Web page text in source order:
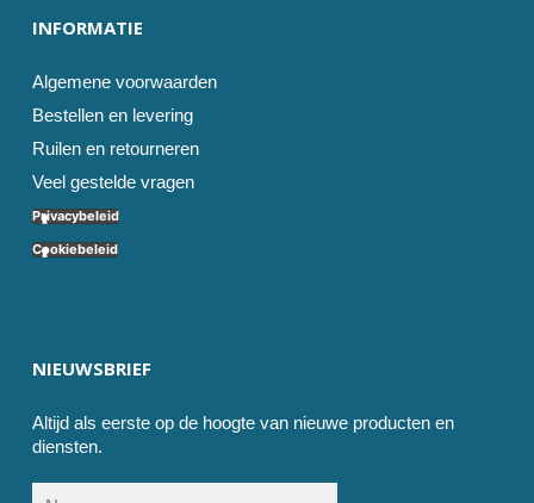
INFORMATIE
Algemene voorwaarden
Bestellen en levering
Ruilen en retourneren
Veel gestelde vragen
Privacybeleid
Cookiebeleid
NIEUWSBRIEF
Altijd als eerste op de hoogte van nieuwe producten en
diensten.